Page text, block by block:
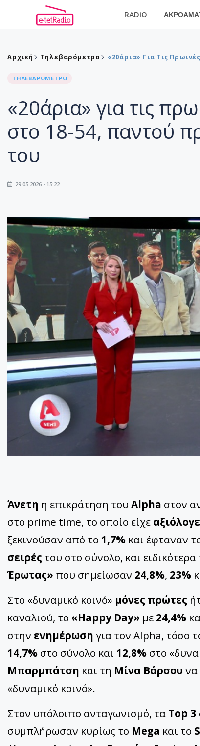
RADIO
Αρχική Τηλεβαρόμετρο «20άρια» Για Τις
ΤΗΛΕΒΑΡΟΜΕΤΡΟ
«20άρια» για τις
στο 18-54, παντού
του
29.05.2026 - 15:22
Άνετη η επικράτηση του Alpha στον
στο prime time, το οποίο είχε
ξεκινούσαν από το 1,7% και έφταναν
σειρές του στο σύνολο, και ειδικότερα
Έρωτας» που σημείωσαν 24,8%, 23%
Στο «δυναμικό κοινό» μόνες πρώτες
καναλιού, το «Happy Day» με 24,4%
στην ενημέρωση για τον Alpha, τόσο
14,7% στο σύνολο και 12,8% στο
Μπαρμπάτση και τη Μίνα Βάρσου να
«δυναμικό κοινό».
Στον υπόλοιπο ανταγωνισμό, τα Top 3
συμπλήρωσαν κυρίως το Mega και το